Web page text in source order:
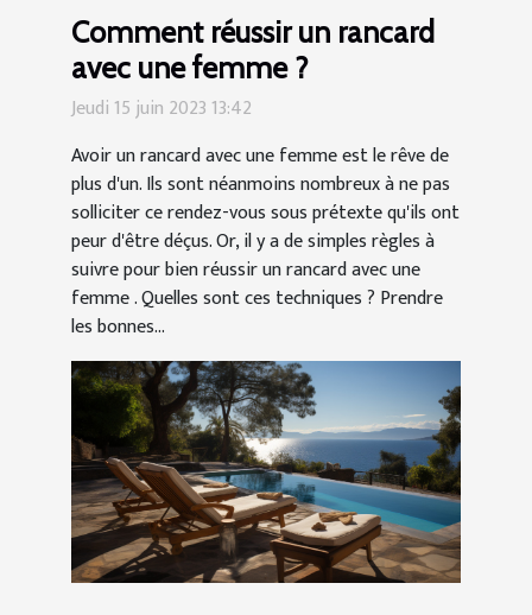
Comment réussir un rancard
avec une femme ?
Jeudi 15 juin 2023 13:42
Avoir un rancard avec une femme est le rêve de
plus d'un. Ils sont néanmoins nombreux à ne pas
solliciter ce rendez-vous sous prétexte qu'ils ont
peur d'être déçus. Or, il y a de simples règles à
suivre pour bien réussir un rancard avec une
femme . Quelles sont ces techniques ? Prendre
les bonnes...